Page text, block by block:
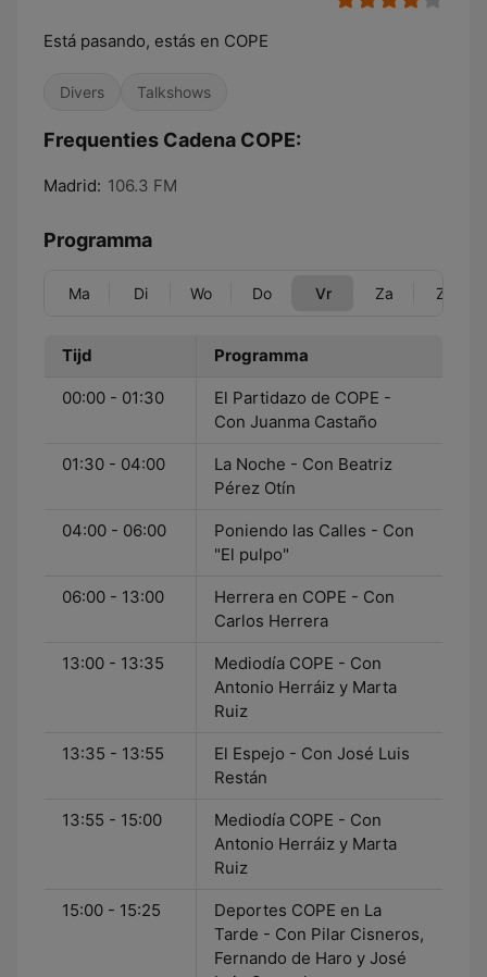
Está pasando, estás en COPE
Divers Talkshows
Frequenties Cadena COPE:
Madrid: 106.3 FM
Programma
Ma Di Wo Do Vr Za Zo
Tijd Programma
00:00 - 01:30
El Partidazo de COPE -
Con Juanma Castaño
01:30 - 04:00
La Noche - Con Beatriz
Pérez Otín
04:00 - 06:00
Poniendo las Calles - Con
"El pulpo"
06:00 - 13:00
Herrera en COPE - Con
Carlos Herrera
13:00 - 13:35
Mediodía COPE - Con
Antonio Herráiz y Marta
Ruiz
13:35 - 13:55
El Espejo - Con José Luis
Restán
13:55 - 15:00
Mediodía COPE - Con
Antonio Herráiz y Marta
Ruiz
15:00 - 15:25
Deportes COPE en La
Tarde - Con Pilar Cisneros,
Fernando de Haro y José